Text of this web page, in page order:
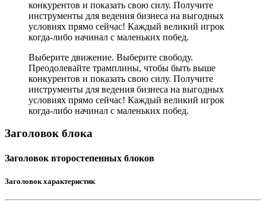
конкурентов и показать свою силу. Получите
инструменты для ведения бизнеса на выгодных
условиях прямо сейчас! Каждый великий игрок
когда-либо начинал с маленьких побед.
Выберите движение. Выберите свободу.
Преодолевайте трамплины, чтобы быть выше
конкурентов и показать свою силу. Получите
инструменты для ведения бизнеса на выгодных
условиях прямо сейчас! Каждый великий игрок
когда-либо начинал с маленьких побед.
Заголовок блока
Заголовок второстепенных блоков
Заголовок характеристик